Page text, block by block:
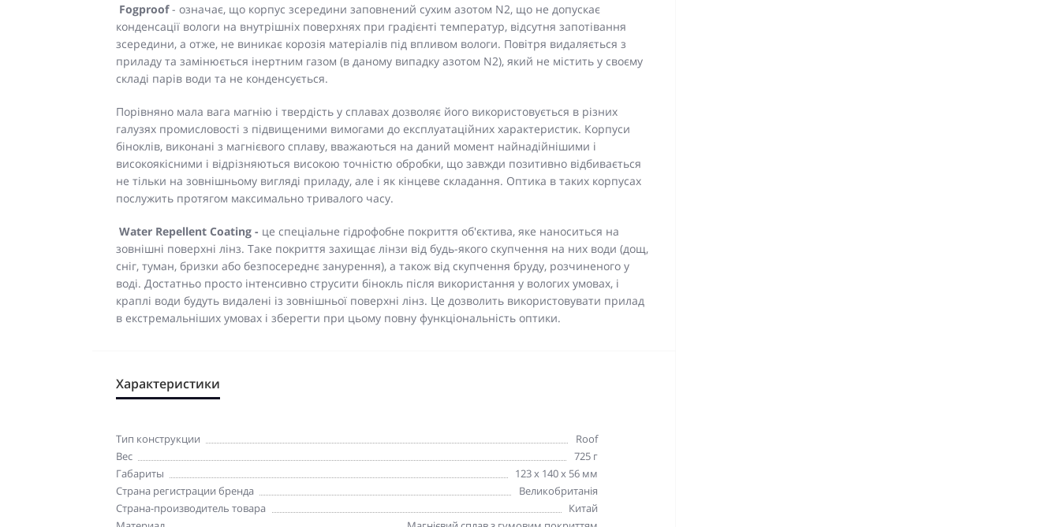
Fogproof- означає, що корпус зсередини заповнений сухим азотом N2, що не допускає
конденсації вологи на внутрішніх поверхнях при градієнті температур, відсутня запотівання
зсередини, а отже, не виникає корозія матеріалів під впливом вологи. Повітря видаляється з
приладу та замінюється інертним газом (в даному випадку азотом N2), який не містить у своєму
складі парів води та не конденсується.
Порівняно мала вага магнію і твердість у сплавах дозволяє його використовується в різних
галузях промисловості з підвищеними вимогами до експлуатаційних характеристик. Корпуси
біноклів, виконані з магнієвого сплаву, вважаються на даний момент найнадійнішими і
високоякісними і відрізняються високою точністю обробки, що завжди позитивно відбивається
не тільки на зовнішньому вигляді приладу, але і як кінцеве складання. Оптика в таких корпусах
послужить протягом максимально тривалого часу.
Water Repellent Coating - це спеціальне гідрофобне покриття об'єктива, яке наноситься на
зовнішні поверхні лінз. Таке покриття захищає лінзи від будь-якого скупчення на них води (дощ,
сніг, туман, бризки або безпосереднє занурення), а також від скупчення бруду, розчиненого у
воді. Достатньо просто інтенсивно струсити бінокль після використання у вологих умовах, і
краплі води будуть видалені із зовнішньої поверхні лінз. Це дозволить використовувати прилад
в екстремальніших умовах і зберегти при цьому повну функціональність оптики.
Характеристики
Тип конструкции
Roof
Вес
725 г
Габариты
123 х 140 х 56 мм
Страна регистрации бренда
Великобританія
Страна-производитель товара
Китай